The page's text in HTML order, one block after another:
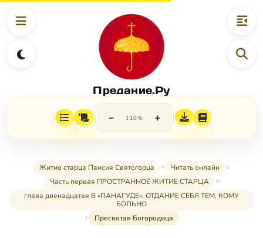
Предание.Ру
− 110% +
Житие старца Паисия Святогорца
Читать онлайн
Часть первая ПРОСТРАННОЕ ЖИТИЕ СТАРЦА
глава двенадцатая В «ПАНАГУДЕ». ОТДАНИЕ СЕБЯ ТЕМ, КОМУ
БОЛЬНО
Пресвятая Богородица